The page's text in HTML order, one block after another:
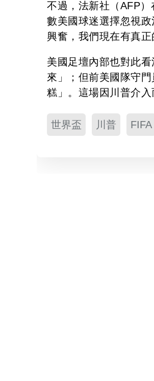
不過，法新社（AFP
數美國球迷選擇忽視
興奮，我們現在有真
美國足壇內部也對此
來」；但前美國隊守
糕」。這場因川普介
世界盃 川普 FIFA